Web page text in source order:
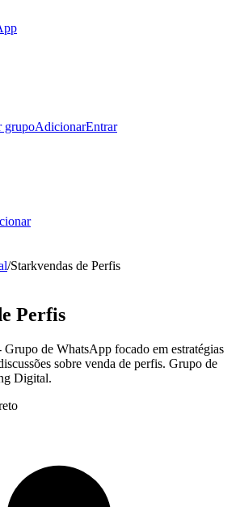
grupoAdicionarEntrar
/Starkvendas de Perfis
Perfis
Grupo de WhatsApp focado em estratégias
sobre venda de perfis. Grupo de
Digital.